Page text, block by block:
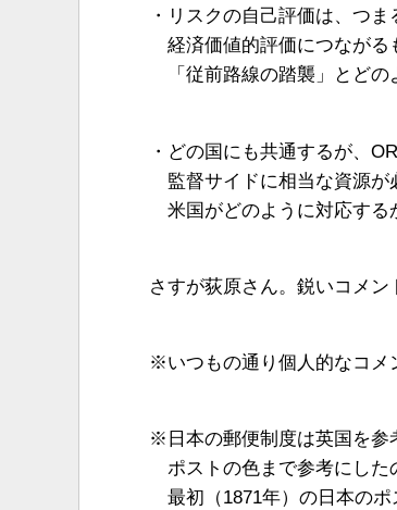
・リスクの自己評価は、つ
経済価値的評価につながる
「従前路線の踏襲」とどの
・どの国にも共通するが、
監督サイドに相当な資源が
米国がどのように対応する
さすが荻原さん。鋭いコメン
※いつもの通り個人的なコメ
※日本の郵便制度は英国を参
ポストの色まで参考にした
最初（1871年）の日本のポ